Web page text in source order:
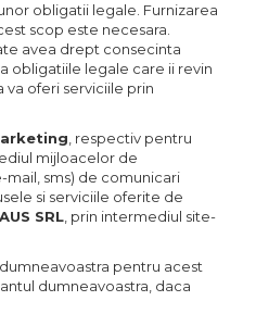
obligatii legale. Furnizarea
scop este necesara.
avea drept consecinta
obligatiile legale care ii revin
va oferi serviciile prin
, respectiv pentru
mijloacelor de
sms) de comunicari
si serviciile oferite de
SRL , prin intermediul site-
pentru acest
dumneavoastra, daca